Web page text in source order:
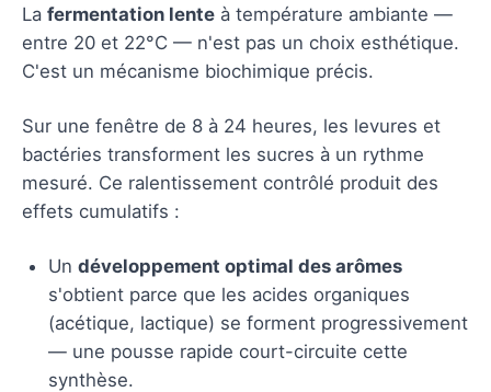
La fermentation lente à température ambiante —
entre 20 et 22°C — n'est pas un choix esthétique.
C'est un mécanisme biochimique précis.
Sur une fenêtre de 8 à 24 heures, les levures et
bactéries transforment les sucres à un rythme
mesuré. Ce ralentissement contrôlé produit des
effets cumulatifs :
Un développement optimal des arômes
s'obtient parce que les acides organiques
(acétique, lactique) se forment progressivement
— une pousse rapide court-circuite cette
synthèse.